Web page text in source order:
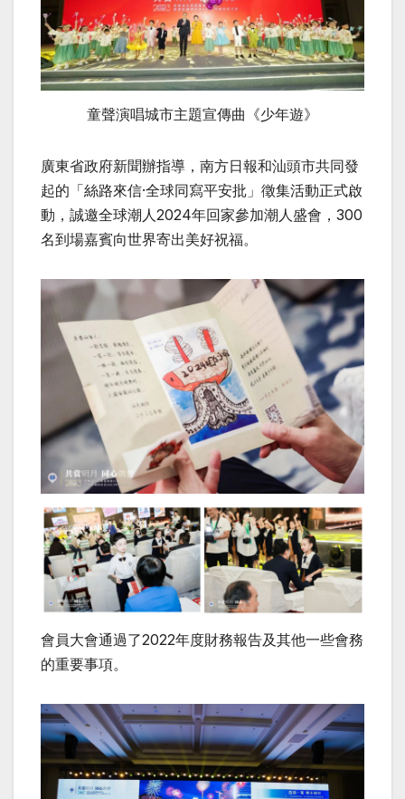
童聲演唱城市主題宣傳曲《少年遊》
廣東省政府新聞辦指導，南方日報和汕頭市共同發
起的「絲路來信·全球同寫平安批」徵集活動正式啟
動，誠邀全球潮人2024年回家參加潮人盛會，300
名到場嘉賓向世界寄出美好祝福。
會員大會通過了2022年度財務報告及其他一些會務
的重要事項。